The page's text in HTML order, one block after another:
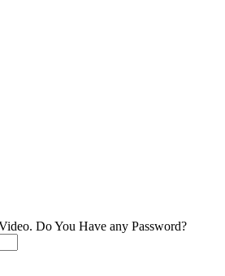
Do You Have any Password?